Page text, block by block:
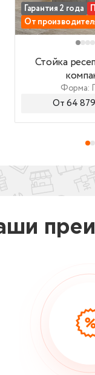
Стойка
От
Гарантия 2 года
Стойка
Форма: